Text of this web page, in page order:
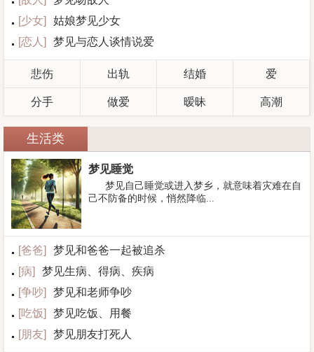
[少女]
姑娘梦见少女
[恋人 ] 梦见与恋人谈情说爱
悲伤 出轨 结婚 爱
分手 做爱 暧昧 高潮
生活类
梦见睡觉
梦见自己睡觉或进入梦乡，就意味着灾难在自
己不防备的时候，悄然降临...
[爸爸]
梦见和爸爸一起被追杀
[病]
梦见生病、得病、疾病
[争吵]
梦见和老师争吵
[吃饭]
梦见吃饭、用餐
[朋友] 梦见朋友打死人